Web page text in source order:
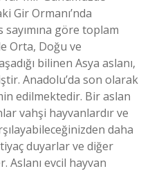
Gir Ormanı’nda
göre toplam
Orta, Doğu ve
bilinen Asya aslanı,
Anadolu’da son olarak
edilmektedir. Bir aslan
vahşi hayvanlardır ve
daha
duyarlar ve diğer
Aslanı evcil hayvan